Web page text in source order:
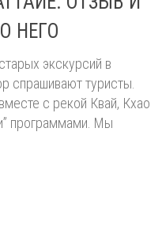
НЕГО
экскурсий в
спрашивают туристы.
с рекой Квай, Кхао
программами. Мы